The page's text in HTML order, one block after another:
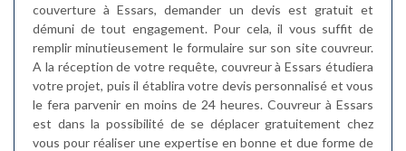
couverture à Essars, demander un devis est gratuit et
démuni de tout engagement. Pour cela, il vous suffit de
remplir minutieusement le formulaire sur son site couvreur.
A la réception de votre requête, couvreur à Essars étudiera
votre projet, puis il établira votre devis personnalisé et vous
le fera parvenir en moins de 24 heures. Couvreur à Essars
est dans la possibilité de se déplacer gratuitement chez
vous pour réaliser une expertise en bonne et due forme de